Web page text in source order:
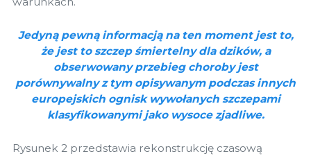
Jedyną pewną informacją na ten moment jest to,
że jest to szczep śmiertelny dla dzików, a
obserwowany przebieg choroby jest
porównywalny z tym opisywanym podczas innych
europejskich ognisk wywołanych szczepami
klasyfikowanymi jako wysoce zjadliwe.
Rysunek 2 przedstawia rekonstrukcję czasową